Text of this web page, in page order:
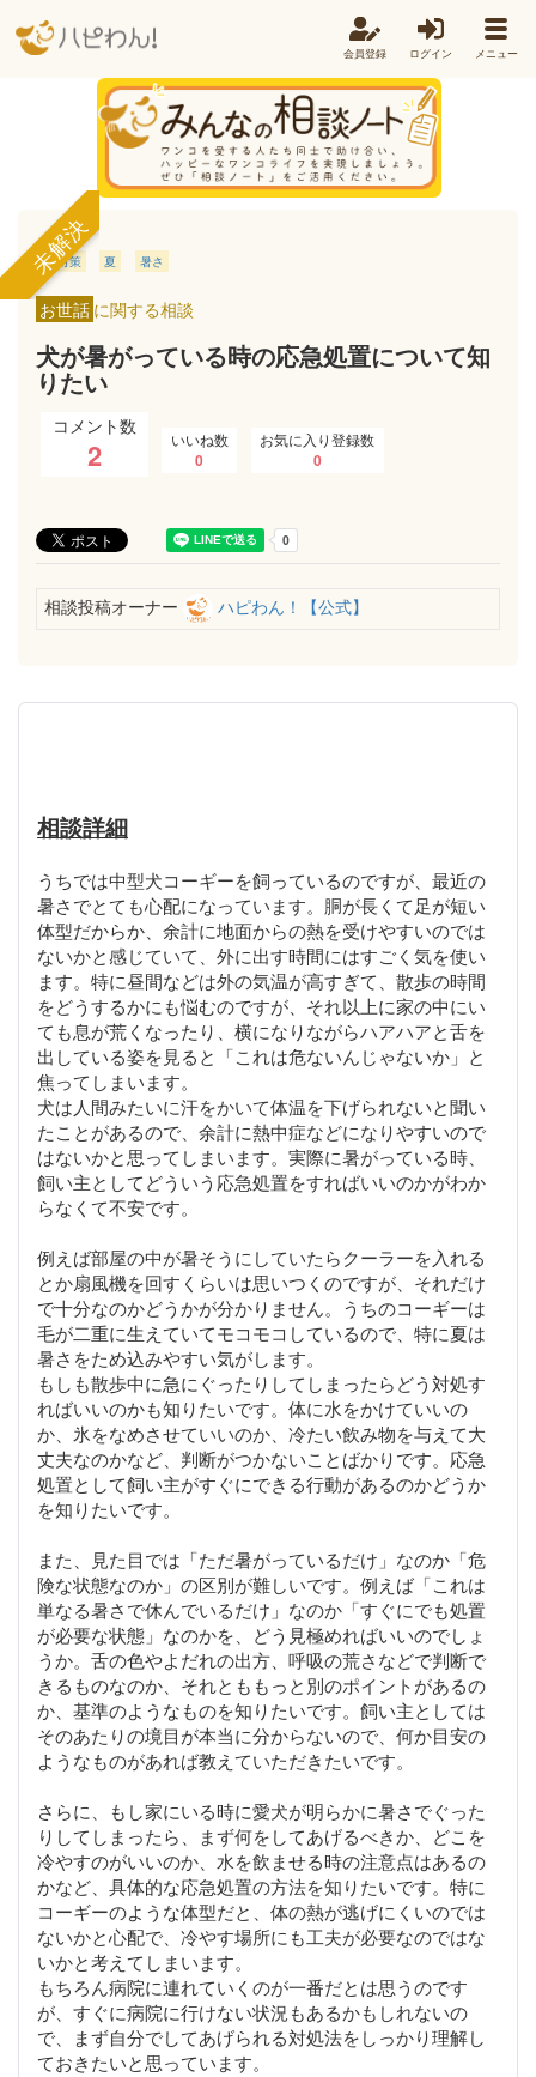
会員登録 ログイン メニュー
未解決
夏対策 夏 暑さ
お世話 に関する相談
犬が暑がっている時の応急処置について知
りたい
コメント数
2 いいね数
0
お気に入り登録数
0
相談投稿オーナー ハピわん！【公式】
相談詳細
うちでは中型犬コーギーを飼っているのですが、最近の
暑さでとても心配になっています。胴が長くて足が短い
体型だからか、余計に地面からの熱を受けやすいのでは
ないかと感じていて、外に出す時間にはすごく気を使い
ます。特に昼間などは外の気温が高すぎて、散歩の時間
をどうするかにも悩むのですが、それ以上に家の中にい
ても息が荒くなったり、横になりながらハアハアと舌を
出している姿を見ると「これは危ないんじゃないか」と
焦ってしまいます。
犬は人間みたいに汗をかいて体温を下げられないと聞い
たことがあるので、余計に熱中症などになりやすいので
はないかと思ってしまいます。実際に暑がっている時、
飼い主としてどういう応急処置をすればいいのかがわか
らなくて不安です。
例えば部屋の中が暑そうにしていたらクーラーを入れる
とか扇風機を回すくらいは思いつくのですが、それだけ
で十分なのかどうかが分かりません。うちのコーギーは
毛が二重に生えていてモコモコしているので、特に夏は
暑さをため込みやすい気がします。
もしも散歩中に急にぐったりしてしまったらどう対処す
ればいいのかも知りたいです。体に水をかけていいの
か、氷をなめさせていいのか、冷たい飲み物を与えて大
丈夫なのかなど、判断がつかないことばかりです。応急
処置として飼い主がすぐにできる行動があるのかどうか
を知りたいです。
また、見た目では「ただ暑がっているだけ」なのか「危
険な状態なのか」の区別が難しいです。例えば「これは
単なる暑さで休んでいるだけ」なのか「すぐにでも処置
が必要な状態」なのかを、どう見極めればいいのでしょ
うか。舌の色やよだれの出方、呼吸の荒さなどで判断で
きるものなのか、それとももっと別のポイントがあるの
か、基準のようなものを知りたいです。飼い主としては
そのあたりの境目が本当に分からないので、何か目安の
ようなものがあれば教えていただきたいです。
さらに、もし家にいる時に愛犬が明らかに暑さでぐった
りしてしまったら、まず何をしてあげるべきか、どこを
冷やすのがいいのか、水を飲ませる時の注意点はあるの
かなど、具体的な応急処置の方法を知りたいです。特に
コーギーのような体型だと、体の熱が逃げにくいのでは
ないかと心配で、冷やす場所にも工夫が必要なのではな
いかと考えてしまいます。
もちろん病院に連れていくのが一番だとは思うのです
が、すぐに病院に行けない状況もあるかもしれないの
で、まず自分でしてあげられる対処法をしっかり理解し
ておきたいと思っています。